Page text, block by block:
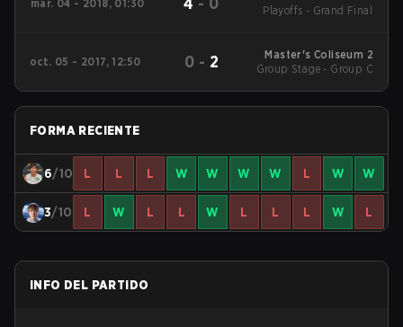
mar. 04 - 2018, 01:30
Playoffs - Grand Final
oct. 05 - 2017, 12:50 0 - 2
Master's Coliseum 2
Group Stage - Group C
FORMA RECIENTE
6/10 L L L W W W W L W W
3/10 L W L L W L L L W L
INFO DEL PARTIDO